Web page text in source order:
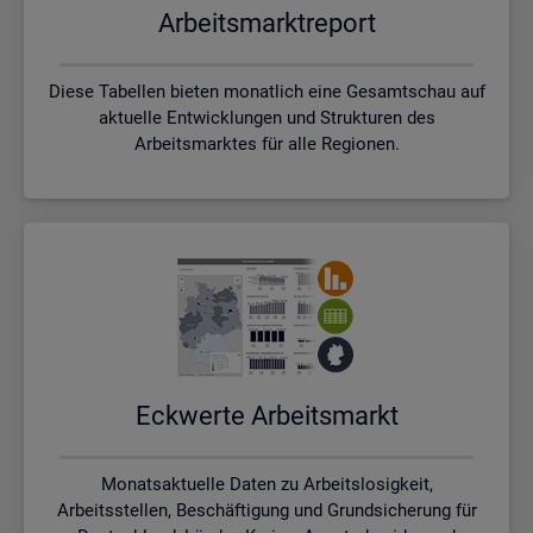
Ar­beits­markt­re­port
Diese Tabellen bieten monatlich eine Gesamtschau auf
aktuelle Entwicklungen und Strukturen des
Arbeitsmarktes für alle Regionen.
Eck­wer­te Ar­beits­markt
Monatsaktuelle Daten zu Arbeitslosigkeit,
Arbeitsstellen, Beschäftigung und Grundsicherung für